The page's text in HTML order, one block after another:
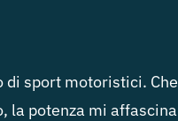
di sport motoristici. Che
la potenza mi affascina